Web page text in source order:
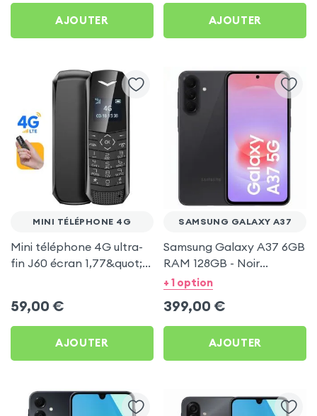
AJOUTER AJOUTER
MINI TÉLÉPHONE 4G
Mini téléphone 4G ultra-
fin J60 écran 1,77&quot; à
59,00 €
AJOUTER
SAMSUNG GALAXY A37
Samsung Galaxy A37 6GB
RAM 128GB - Noir
Graphite
+ 1 option
399,00 €
AJOUTER